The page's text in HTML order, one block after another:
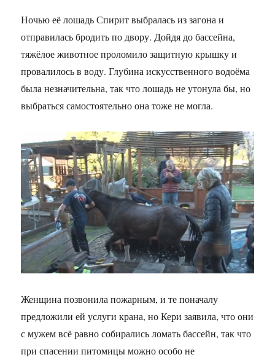
Ночью её лошадь Спирит выбралась из загона и
отправилась бродить по двору. Дойдя до бассейна,
тяжёлое животное проломило защитную крышку и
провалилось в воду. Глубина искусственного водоёма
была незначительна, так что лошадь не утонула бы, но
выбраться самостоятельно она тоже не могла.
Женщина позвонила пожарным, и те поначалу
предложили ей услуги крана, но Кери заявила, что они
с мужем всё равно собирались ломать бассейн, так что
при спасении питомицы можно особо не